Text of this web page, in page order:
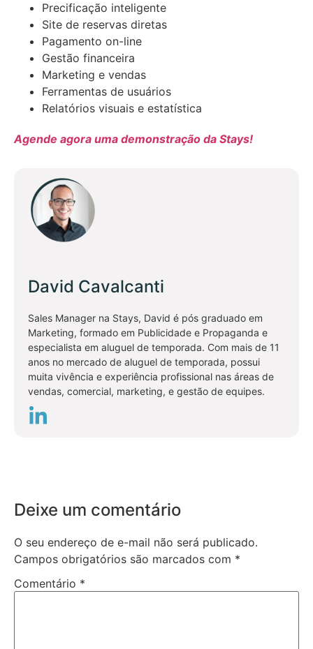
Precificação inteligente
Site de reservas diretas
Pagamento on-line
Gestão financeira
Marketing e vendas
Ferramentas de usuários
Relatórios visuais e estatística
Agende agora uma demonstração da Stays!
David Cavalcanti
Sales Manager na Stays, David é pós graduado em
Marketing, formado em Publicidade e Propaganda e
especialista em aluguel de temporada. Com mais de 11
anos no mercado de aluguel de temporada, possui
muita vivência e experiência profissional nas áreas de
vendas, comercial, marketing, e gestão de equipes.
Deixe um comentário
O seu endereço de e-mail não será publicado.
Campos obrigatórios são marcados com *
Comentário *